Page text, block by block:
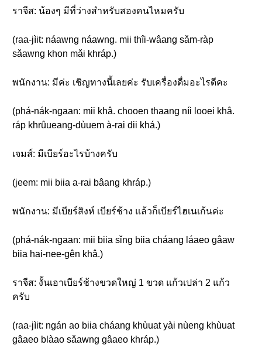
ราจีส: น้องๆ มีที่ว่างสำหรับสองคนไหมครับ
(raa-jìit: náawng náawng. mii thîi-wâang sǎm-ràp
sǎawng khon mǎi khráp.)
พนักงาน: มีค่ะ เชิญทางนี้เลยค่ะ รับเครื่องดื่มอะไรดีคะ
(phá-nák-ngaan: mii khâ. chooen thaang níi looei khâ.
ráp khrûueang-dùuem à-rai dii khá.)
เจมส์: มีเบียร์อะไรบ้างครับ
(jeem: mii biia a-rai bâang khráp.)
พนักงาน: มีเบียร์สิงห์ เบียร์ช้าง แล้วก็เบียร์ไฮเนเก้นค่ะ
(phá-nák-ngaan: mii biia sǐng biia cháang láaeo gâaw
biia hai-nee-gên khâ.)
ราจีส: งั้นเอาเบียร์ช้างขวดใหญ่ 1 ขวด แก้วเปล่า 2 แก้ว
ครับ
(raa-jìit: ngán ao biia cháang khùuat yài nùeng khùuat
gâaeo blàao sǎawng gâaeo khráp.)